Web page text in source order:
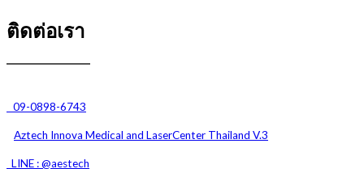
ติดต่อเรา
09-0898-6743
Aztech Innova Medical and LaserCenter Thailand V.3
LINE : @aestech